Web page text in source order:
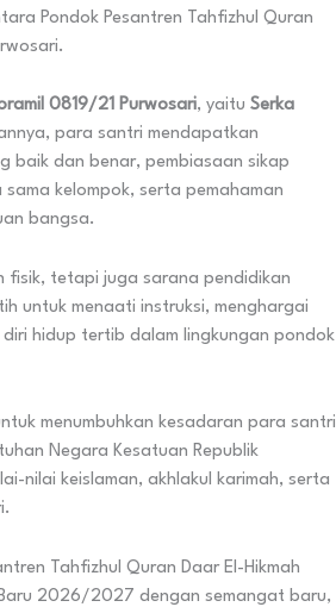
Pondok Pesantren Tahfizhul Quran
0819/21 Purwosari, yaitu Serka
para santri mendapatkan
baik dan benar, pembiasaan sikap
kelompok, serta pemahaman
bangsa.
fisik, tetapi juga sarana pendidikan
untuk menaati instruksi, menghargai
hidup tertib dalam lingkungan pondok
menumbuhkan kesadaran para santri
Negara Kesatuan Republik
nilai keislaman, akhlakul karimah, serta
Tahfizhul Quran Daar El-Hikmah
2026/2027 dengan semangat baru,